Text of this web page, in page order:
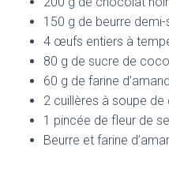
150 g de beurre
4 œufs entiers à
80 g de sucre de coco
60 g de farine
2 cuillères à soupe
1 pincée de fleur de
Beurre et farine